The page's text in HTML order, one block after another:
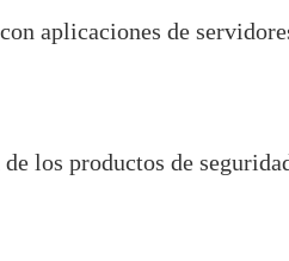
aplicaciones de
los productos de